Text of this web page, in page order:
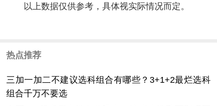
以上数据仅供参考，具体视实际情况而定。
热点推荐
三加一加二不建议选科组合有哪些？3+1+2最烂选科
组合千万不要选